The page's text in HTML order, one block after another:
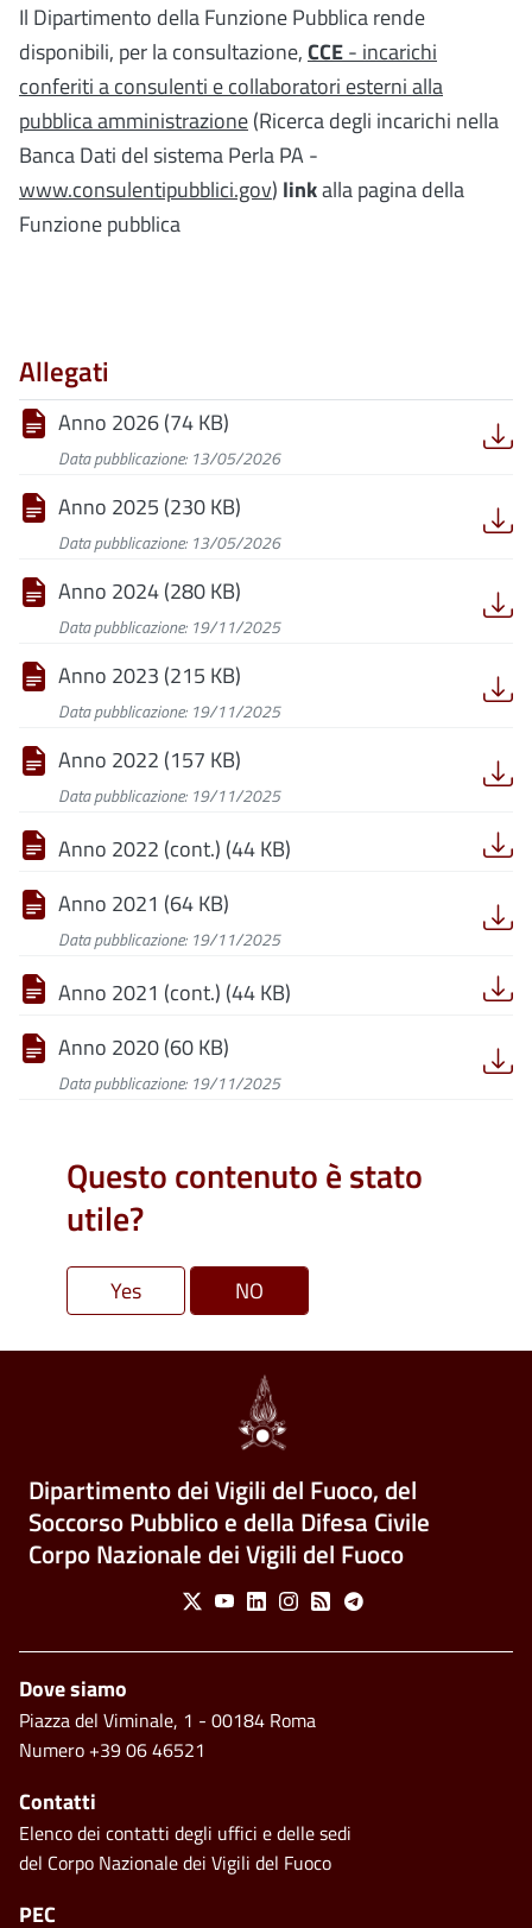
Il Dipartimento della Funzione Pubblica rende
disponibili, per la consultazione,CCE- incarichi
conferiti a consulenti e collaboratori esterni alla
pubblica amministrazione(Ricerca degli incarichi nella
Banca Dati del sistema Perla PA -
www.consulentipubblici.gov) linkalla pagina della
Funzione pubblica
Allegati
Anno 2026 (74 KB)
Data pubblicazione: 13/05/2026
Anno 2025 (230 KB)
Data pubblicazione: 13/05/2026
Anno 2024 (280 KB)
Data pubblicazione: 19/11/2025
Anno 2023 (215 KB)
Data pubblicazione: 19/11/2025
Anno 2022 (157 KB)
Data pubblicazione: 19/11/2025
Anno 2022 (cont.) (44 KB)
Anno 2021 (64 KB)
Data pubblicazione: 19/11/2025
Anno 2021 (cont.) (44 KB)
Anno 2020 (60 KB)
Data pubblicazione: 19/11/2025
Questo contenuto è stato
utile?
Dipartimento dei Vigili del Fuoco, del
Soccorso Pubblico e della Difesa Civile
Corpo Nazionale dei Vigili del Fuoco
Social Menu
X YoutubeLinkedinInstagram
Feed Telegram
Piè di pagina
Dove siamo
Piazza del Viminale, 1 - 00184 Roma
Numero +39 06 46521
Contatti
Elenco dei contatti degli uffici e delle sedi
del Corpo Nazionale dei Vigili del Fuoco
PEC